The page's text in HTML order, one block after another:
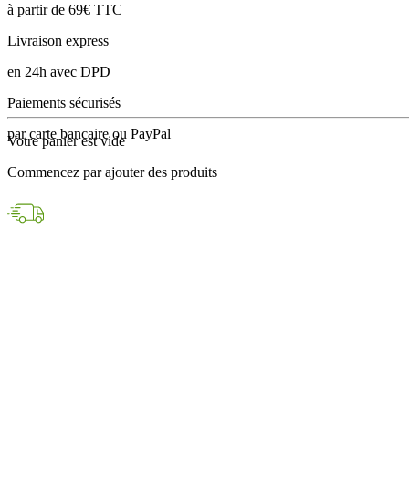
Livraison gratuite
à partir de 69€ TTC
en 24h avec DPD
Paiements sécurisés
par carte bancaire ou PayPal
Votre panier est vide
Commencez par ajouter des produits